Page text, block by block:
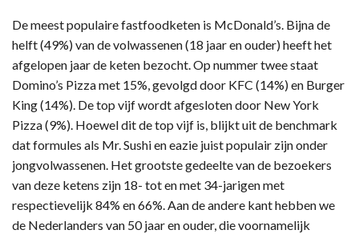
De meest populaire fastfoodketen is McDonald’s. Bijna de
helft (49%) van de volwassenen (18 jaar en ouder) heeft het
afgelopen jaar de keten bezocht. Op nummer twee staat
Domino’s Pizza met 15%, gevolgd door KFC (14%) en Burger
King (14%). De top vijf wordt afgesloten door New York
Pizza (9%). Hoewel dit de top vijf is, blijkt uit de benchmark
dat formules als Mr. Sushi en eazie juist populair zijn onder
jongvolwassenen. Het grootste gedeelte van de bezoekers
van deze ketens zijn 18- tot en met 34-jarigen met
respectievelijk 84% en 66%. Aan de andere kant hebben we
de Nederlanders van 50 jaar en ouder, die voornamelijk